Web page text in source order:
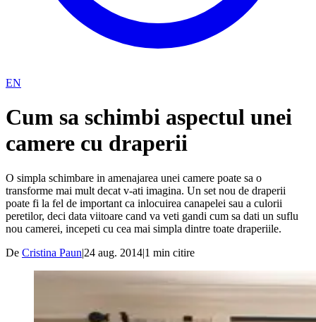
EN
Cum sa schimbi aspectul unei
camere cu draperii
O simpla schimbare in amenajarea unei camere poate sa o
transforme mai mult decat v-ati imagina. Un set nou de draperii
poate fi la fel de important ca inlocuirea canapelei sau a culorii
peretilor, deci data viitoare cand va veti gandi cum sa dati un suflu
nou camerei, incepeti cu cea mai simpla dintre toate draperiile.
De Cristina Paun|24 aug. 2014|1 min citire